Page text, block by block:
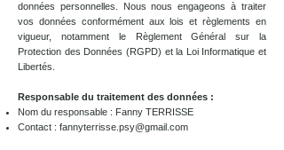
données personnelles. Nous nous engageons à traiter
vos données conformément aux lois et règlements en
vigueur, notamment le Règlement Général sur la
Protection des Données (RGPD) et la Loi Informatique et
Libertés.
Responsable du traitement des données :
Nom du responsable : Fanny TERRISSE
Contact : fannyterrisse.psy@gmail.com